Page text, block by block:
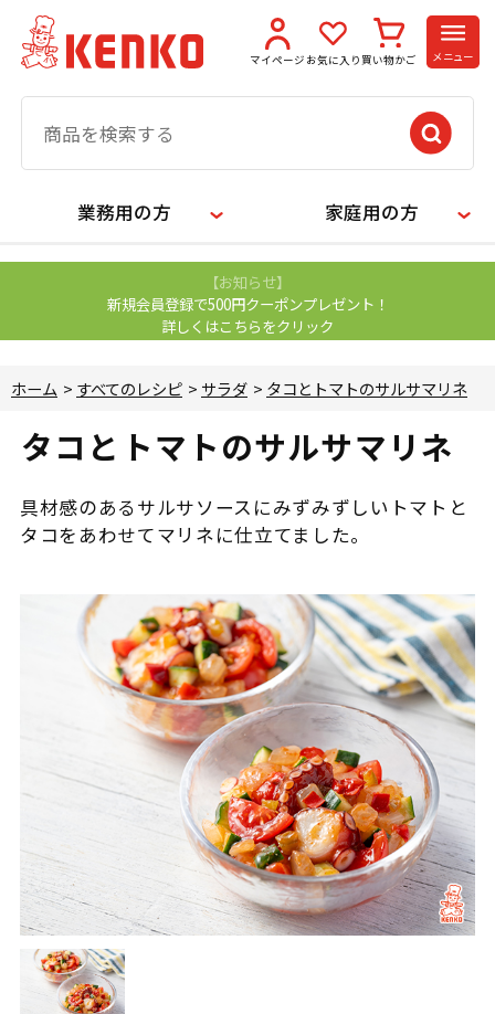
マイページ お気に入り 買い物かご メニュー
業務用の方 家庭用の方
【お知らせ】
新規会員登録で500円クーポンプレゼント！
詳しくはこちらをクリック
ホーム > すべてのレシピ > サラダ > タコとトマトのサルサマリネ
タコとトマトのサルサマリネ
具材感のあるサルサソースにみずみずしいトマトと
タコをあわせてマリネに仕立てました。